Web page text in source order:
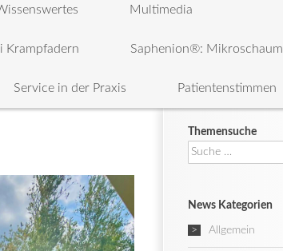
Multimedia
Krampfadern Saphenion®: Mikroschaum
Service in der Praxis Patientenstimmen
Themensuche
Suche
nach:
News Kategorien
Allgemein